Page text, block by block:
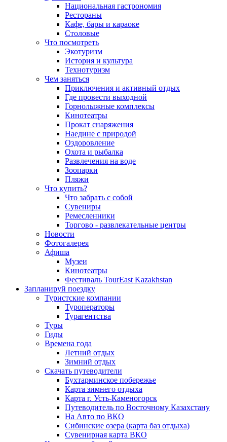
Национальная гастрономия
Рестораны
Кафе, бары и караоке
Столовые
Что посмотреть
Экотуризм
История и культура
Технотуризм
Чем заняться
Приключения и активный отдых
Где провести выходной
Горнолыжные комплексы
Кинотеатры
Прокат снаряжения
Наедине с природой
Оздоровление
Охота и рыбалка
Развлечения на воде
Зоопарки
Пляжи
Что купить?
Что забрать с собой
Сувениры
Ремесленники
Торгово - развлекательные центры
Новости
Фотогалерея
Афиша
Музеи
Кинотеатры
Фестиваль TourEast Kazakhstan
Запланируй поездку
Туристские компании
Туроператоры
Турагентства
Туры
Гиды
Времена года
Летний отдых
Зимний отдых
Скачать путеводители
Бухтарминское побережье
Карта зимнего отдыха
Карта г. Усть-Каменогорск
Путеводитель по Восточному Казахстану
На Авто по ВКО
Сибинские озера (карта баз отдыха)
Сувенирная карта ВКО